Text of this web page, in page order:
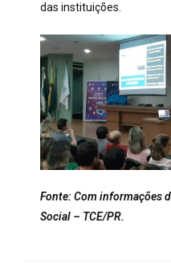
das instituições.
Fonte: Com informações
Social – TCE/PR.